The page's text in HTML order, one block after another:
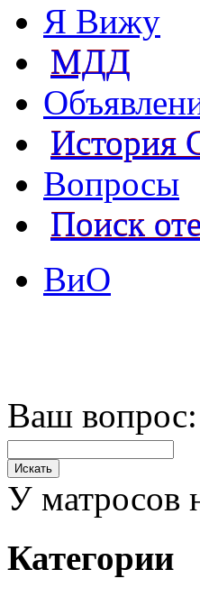
Я Вижу
МДД
История
Вопросы
Поиск
ВиО
Ваш вопрос:
У матросов
Категории